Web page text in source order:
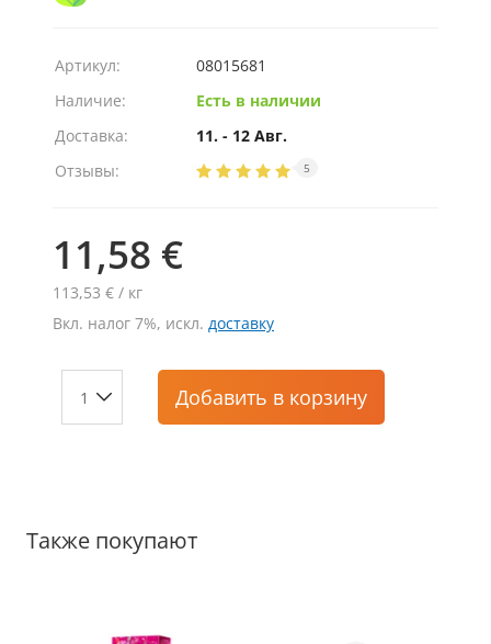
Артикул:
08015681
Наличие:
Есть в наличии
Доставка:
11. - 12 Авг.
Отзывы:
5
11,58 €
113,53 € / кг
Вкл. налог 7%, искл. доставку
Добавить в корзину
Также покупают